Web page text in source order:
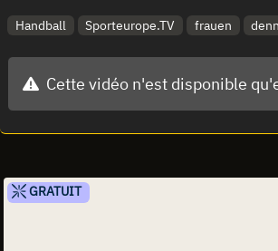
Handball Sporteurope.TV frauen
Cette vidéo n'est disponible
GRATUIT